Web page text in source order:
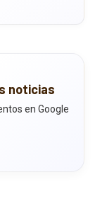
noticias
en Google